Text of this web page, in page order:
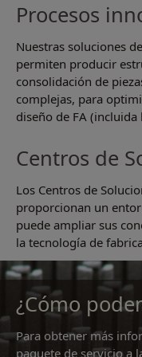
Procesos
Nuestras soluciones
permiten producir
consolidación de
complejas, para
diseño de FA
Centros de
Los Centros de
proporcionan un
puede ampliar sus
la tecnología de
¿Cómo
Para obtener más
paquete de servicio a